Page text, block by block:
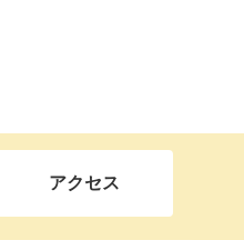
アクセス